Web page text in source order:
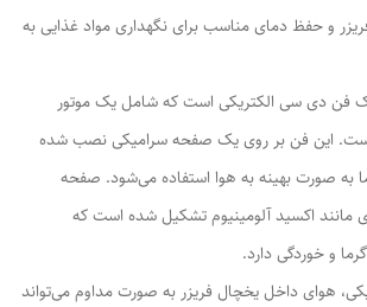
و حفظ دمای مناسب برای نگهداری مواد غذایی به
فن دی سی الکتریکی است که شامل یک موتور
است. این فن بر روی یک صفحه سرامیکی نصب شده
به صورت بهینه به هوا استفاده می‌شود. صفحه
مانند اکسید آلومینیوم تشکیل شده است که
و خوردگی دارد.
هوای داخل یخچال فریزر به صورت مداوم می‌تواند